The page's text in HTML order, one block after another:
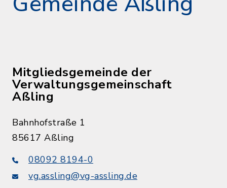
Mitgliedsgemeinde der
Verwaltungsgemeinschaft
Aßling
Bahnhofstraße 1
85617 Aßling
08092 8194-0
vg.assling@vg-assling.de